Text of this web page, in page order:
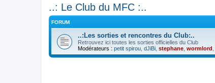
..: Le Club du MFC :..
FORUM
..:Les sorties et rencontres du Club:..
Retrouvez ici toutes les sorties officielles du Club
Modérateurs : petit spirou dJiBi stephane wormlord